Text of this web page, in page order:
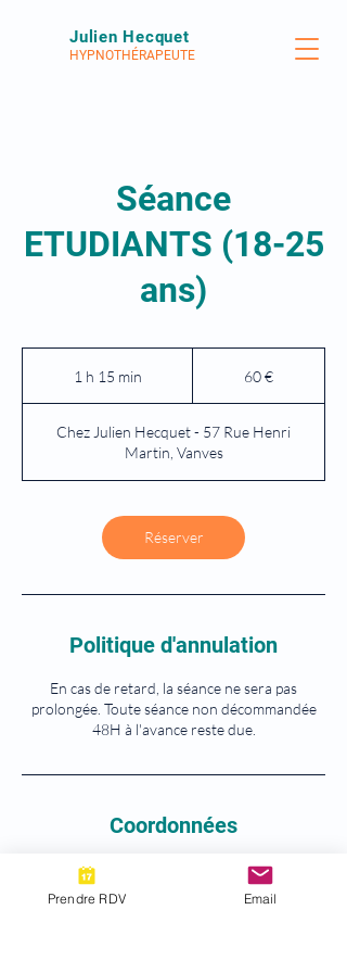
Julien Hecquet
HYPNOTHÉRAPEUTE
Séance
ETUDIANTS (18-25
ans)
1 h 15 min
m
i
n
60 €
Chez Julien Hecquet - 57 Rue Henri
Martin, Vanves
Réserver
Politique d'annulation
En cas de retard, la séance ne sera pas
prolongée. Toute séance non décommandée
48H à l'avance reste due.
Coordonnées
57 Rue Henri Martin, Vanves, France
cabinet@therapie-hypnose.fr
Prendre RDV Email